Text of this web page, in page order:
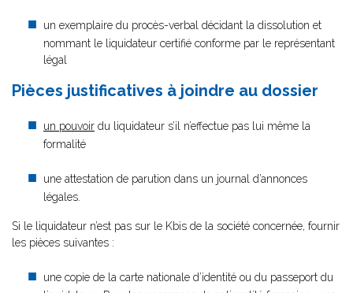
un exemplaire du procès-verbal décidant la dissolution et
nommant le liquidateur certifié conforme par le représentant
légal
Pièces justificatives à joindre au dossier
un pouvoir du liquidateur s’il n’effectue pas lui même la
formalité
une attestation de parution dans un journal d’annonces
légales.
Si le liquidateur n’est pas sur le Kbis de la société concernée, fournir
les pièces suivantes :
une copie de la carte nationale d’identité ou du passeport du